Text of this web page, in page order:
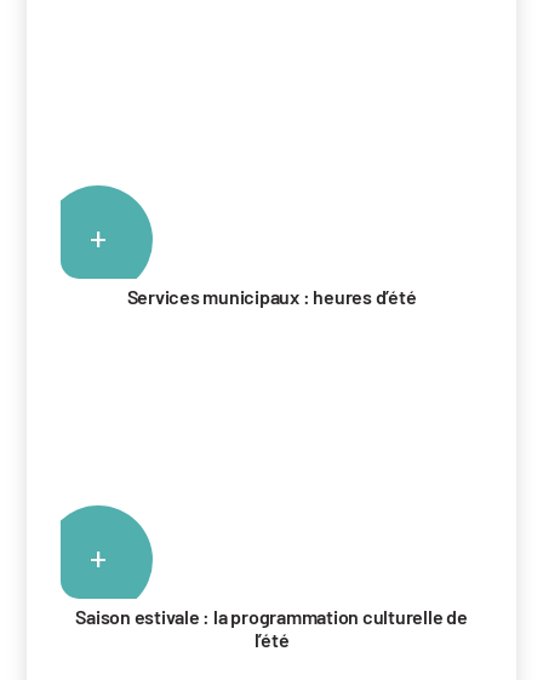
+
Services municipaux : heures d’été
+
Saison estivale : la programmation culturelle de
l’été